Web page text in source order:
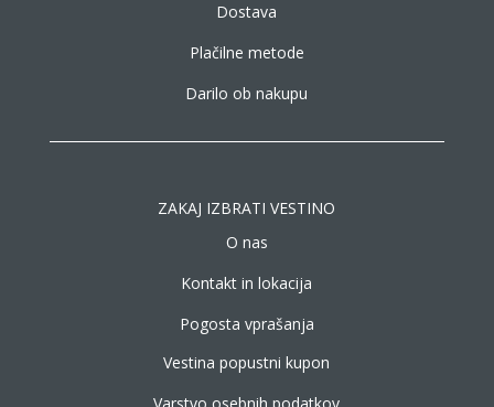
Dostava
Plačilne metode
Darilo ob nakupu
ZAKAJ IZBRATI VESTINO
O nas
Kontakt in lokacija
Pogosta vprašanja
Vestina popustni kupon